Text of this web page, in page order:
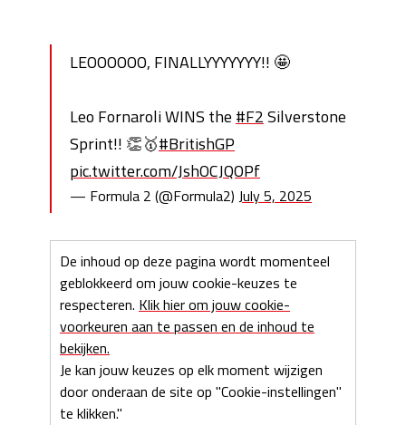
LEOOOOOO, FINALLYYYYYYY!! 🤩
Leo Fornaroli WINS the #F2Silverstone
Sprint!! 👏🥇#BritishGP
pic.twitter.com/JshOCJQOPf
— Formula 2 (@Formula2) July 5, 2025
De inhoud op deze pagina wordt momenteel
geblokkeerd om jouw cookie-keuzes te
respecteren. Klik hier om jouw cookie-
voorkeuren aan te passen en de inhoud te
bekijken.
Je kan jouw keuzes op elk moment wijzigen
door onderaan de site op "Cookie-instellingen"
te klikken."